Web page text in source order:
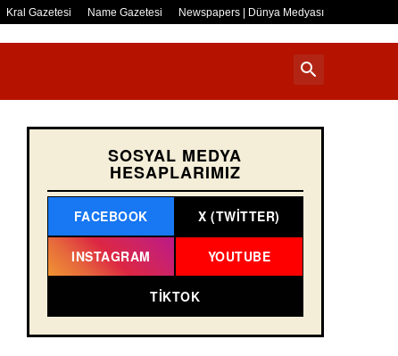
Kral Gazetesi Name Gazetesi Newspapers | Dünya Medyası
SOSYAL MEDYA
HESAPLARIMIZ
FACEBOOK X (TWITTER)
INSTAGRAM YOUTUBE
TIKTOK